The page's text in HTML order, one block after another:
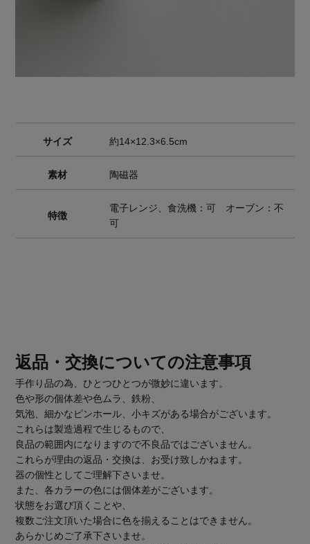
サイズ 約14×12.3×6.5cm
素材 陶磁器
特徴
電子レンジ、食洗機：可 オーブン：不
可
返品・交換についての注意事項
手作り品の為、ひとつひとつが微妙に違います。
色や形の個体差や色ムラ、鉄粉、
気泡、細かなピンホール、小キズがある場合がございます。
これらは製造過程で生じるもので、
良品の範囲内になりますので不良品ではございません。
これらが理由の返品・交換は、お受け致しかねます。
器の個性としてご理解下さいませ。
また、各カラーの色には個体差がございます。
状態をお選び頂くことや、
複数ご注文頂いた場合に色を揃えることはできません。
あらかじめご了承下さいませ。